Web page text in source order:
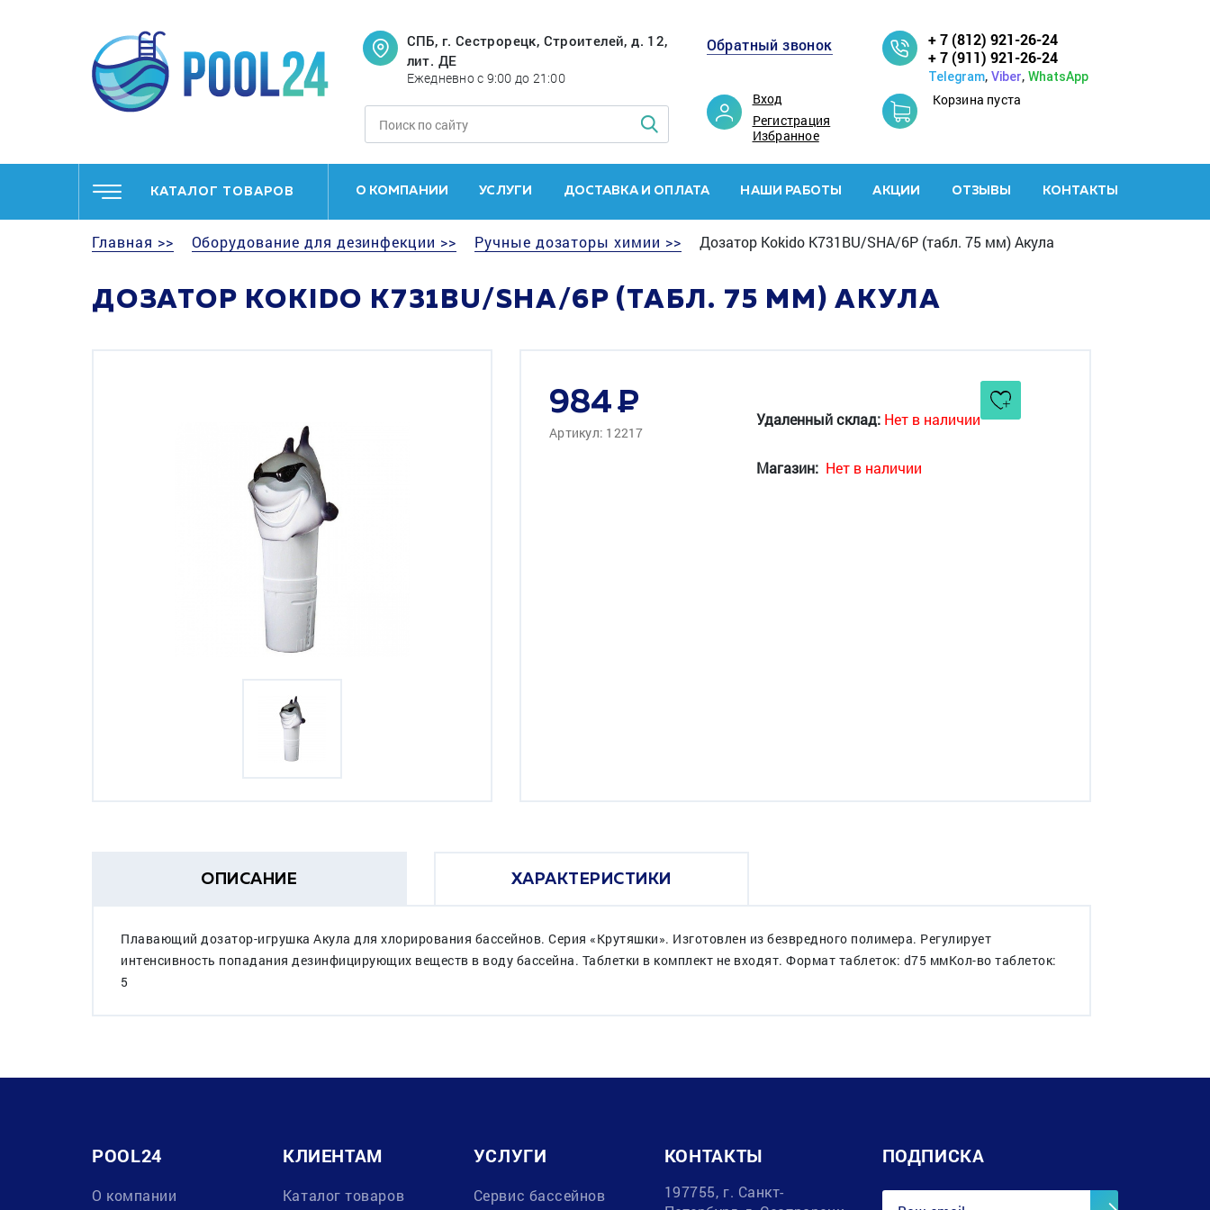
СПБ, г. Сестрорецк, Строителей, д. 12,
лит. ДЕ
Ежедневно с 9:00 до 21:00
Обратный звонок
Вход
Регистрация
Избранное
+ 7 (812) 921-26-24
+ 7 (911) 921-26-24
Telegram, Viber, WhatsApp
Корзина пуста
КАТАЛОГ ТОВАРОВ О КОМПАНИИ УСЛУГИ ДОСТАВКА И ОПЛАТА НАШИ РАБОТЫ АКЦИИ ОТЗЫВЫ КОНТАКТЫ
Главная >> Оборудование для дезинфекции >> Ручные дозаторы химии >> Дозатор Kokido K731BU/SHA/6P (табл. 75 мм) Акула
ДОЗАТОР KOKIDO K731BU/SHA/6P (ТАБЛ. 75 ММ) АКУЛА
984
Артикул: 12217
Удаленный склад: Нет в наличии
Магазин: Нет в наличии
ОПИСАНИЕ ХАРАКТЕРИСТИКИ
Плавающий дозатор-игрушка Акула для хлорирования бассейнов. Серия «Крутяшки». Изготовлен из безвредного полимера. Регулирует
интенсивность попадания дезинфицирующих веществ в воду бассейна. Таблетки в комплект не входят. Формат таблеток: d75 ммКол-во таблеток:
5
POOL24
О компании
КЛИЕНТАМ
Каталог товаров
УСЛУГИ
Сервис бассейнов
КОНТАКТЫ
197755, г. Санкт-
ПОДПИСКА